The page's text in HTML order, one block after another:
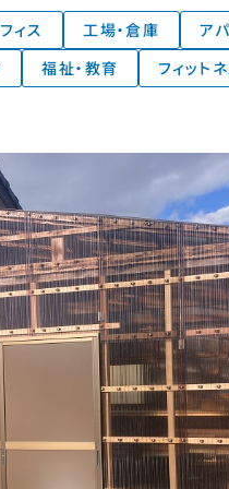
ィス 工場・倉庫 ア
福祉・教育 フィット